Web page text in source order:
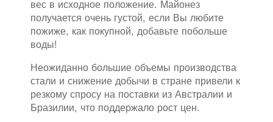
вес в исходное положение. Майонез
получается очень густой, если Вы любите
пожиже, как покупной, добавьте побольше
воды!
Неожиданно большие объемы производства
стали и снижение добычи в стране привели к
резкому спросу на поставки из Австралии и
Бразилии, что поддержало рост цен.